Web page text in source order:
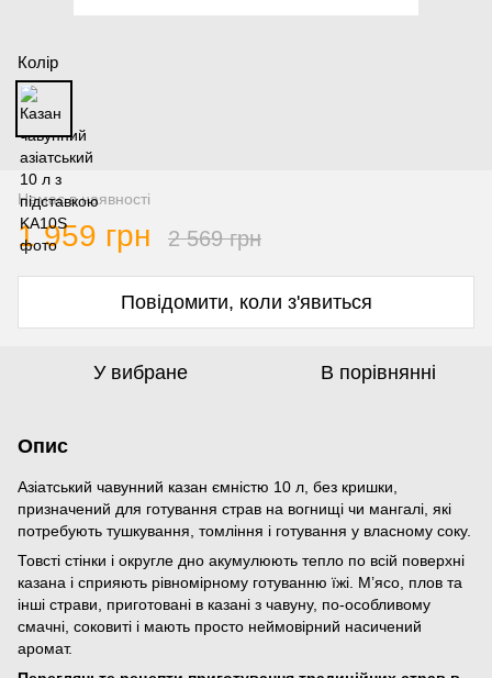
Колір
Немає в наявності
1 959 грн 2 569 грн
Повідомити, коли з'явиться
У вибране В порівнянні
Опис
Азіатський чавунний казан ємністю 10 л, без кришки,
призначений для готування страв на вогнищі чи мангалі, які
потребують тушкування, томління і готування у власному соку.
Товсті стінки і округле дно акумулюють тепло по всій поверхні
казана і сприяють рівномірному готуванню їжі. М’ясо, плов та
інші страви, приготовані в казані з чавуну, по-особливому
смачні, соковиті і мають просто неймовірний насичений
аромат.